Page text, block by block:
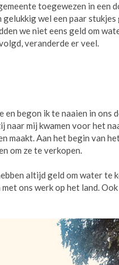
toegewezen in een
wel een paar
we niet eens geld om
veranderde er veel.
begon ik te naaien in ons
naar mij kwamen voor het
maakt. Aan het begin van
om ze te verkopen.
altijd geld om water te
ons werk op het land.